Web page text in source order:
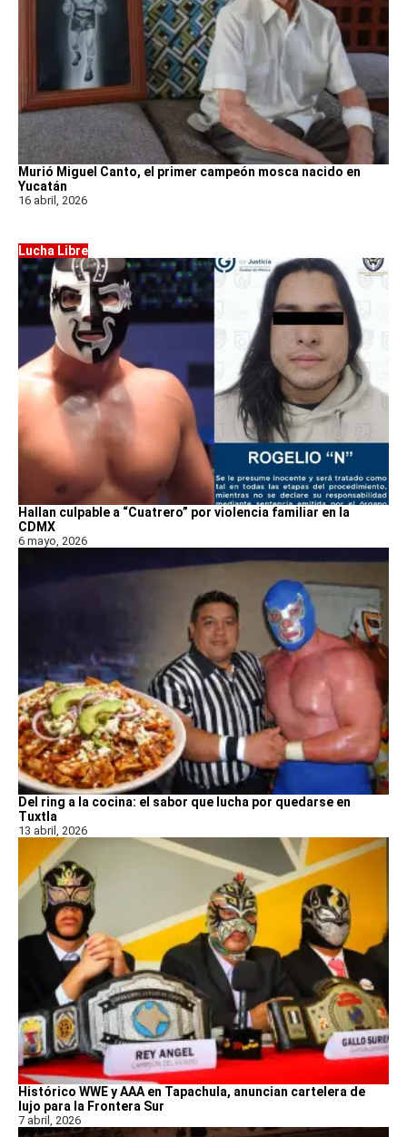
Murió Miguel Canto, el primer campeón mosca nacido en
Yucatán
16 abril, 2026
Lucha Libre
Hallan culpable a “Cuatrero” por violencia familiar en la
CDMX
6 mayo, 2026
Del ring a la cocina: el sabor que lucha por quedarse en
Tuxtla
13 abril, 2026
Histórico WWE y AAA en Tapachula, anuncian cartelera de
lujo para la Frontera Sur
7 abril, 2026